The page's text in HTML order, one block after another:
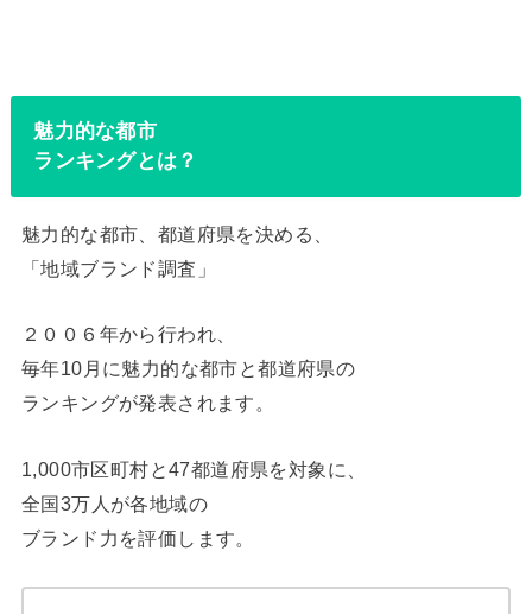
魅力的な都市
ランキングとは？
魅力的な都市、都道府県を決める、
「地域ブランド調査」
２００６年から行われ、
毎年10月に魅力的な都市と都道府県の
ランキングが発表されます。
1,000市区町村と47都道府県を対象に、
全国3万人が各地域の
ブランド力を評価します。